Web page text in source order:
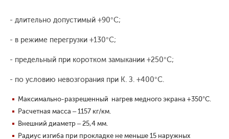
- длительно допустимый +90°С;
- в режиме перегрузки +130°С;
- предельный при коротком замыкании +250°С;
- по условию невозгорания при К. З. +400°С.
Максимально-разрешенный нагрев медного экрана +350°С.
Расчетная масса – 1157 кг/км.
Внешний диаметр – 25,4 мм.
Радиус изгиба при прокладке не меньше 15 наружных